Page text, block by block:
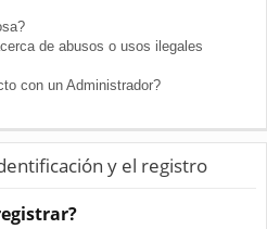
de abusos o usos ilegales
con un Administrador?
y el registro